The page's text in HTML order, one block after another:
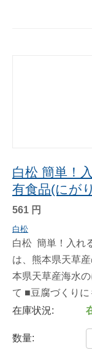
白松 簡単！
有食品(にが
561 円
白松
白松 簡単！入れ
は、熊本県天草
本県天草産海水
て ■豆腐づくり
在庫状況:
数量: